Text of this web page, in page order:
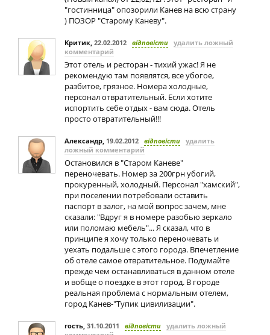
"гостинница" опозорили Канев на всю страну
) ПОЗОР "Старому Каневу".
Критик, 22.02.2012 відповісти удалить ложный
комментарий
Этот отель и ресторан - тихий ужас! Я не
рекомендую там появлятся, все убогое,
разбитое, грязное. Номера холодные,
персонал отвратительный. Если хотите
испортить себе отдых - вам сюда. Отель
просто отвратительный!!!
Александр, 19.02.2012 відповісти удалить
ложный комментарий
Остановился в "Старом Каневе"
переночевать. Номер за 200грн убогий,
прокуренный, холодный. Персонал "хамский",
при поселении потребовали оставить
паспорт в залог, на мой вопрос зачем, мне
сказали: "Вдруг я в номере разобью зеркало
или поломаю мебель"... Я сказал, что в
принципе я хочу только переночевать и
уехать подальше с этого города. Впечетление
об отеле самое отвратительное. Подумайте
прежде чем останавливаться в данном отеле
и вобще о поездке в этот город. В городе
реальная проблема с нормальным отелем,
город Канев-"Тупик цивилизации".
гость, 31.10.2011 відповісти удалить ложный